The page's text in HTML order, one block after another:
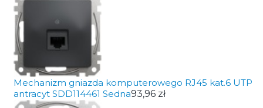
Mechanizm gniazda komputerowego RJ45 kat.6 UTP
antracyt SDD114461 Sedna93,96 zł